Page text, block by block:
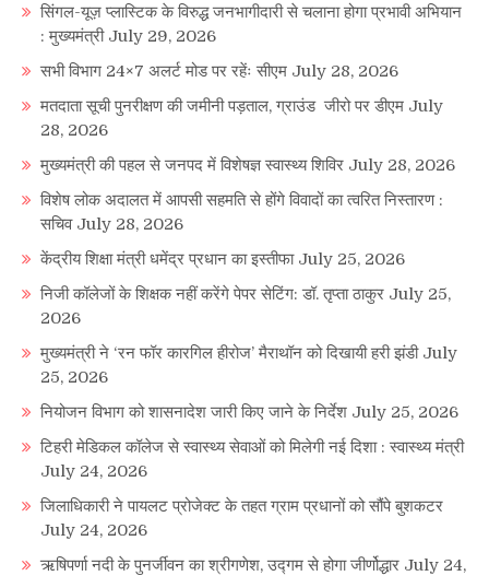
सिंगल-यूज़ प्लास्टिक के विरुद्ध जनभागीदारी से चलाना होगा प्रभावी अभियान
: मुख्यमंत्री July 29, 2026
सभी विभाग 24×7 अलर्ट मोड पर रहेंः सीएम July 28, 2026
मतदाता सूची पुनरीक्षण की जमीनी पड़ताल, ग्राउंड जीरो पर डीएम July
28, 2026
मुख्यमंत्री की पहल से जनपद में विशेषज्ञ स्वास्थ्य शिविर July 28, 2026
विशेष लोक अदालत में आपसी सहमति से होंगे विवादों का त्वरित निस्तारण :
सचिव July 28, 2026
केंद्रीय शिक्षा मंत्री धमेंद्र प्रधान का इस्तीफा July 25, 2026
निजी कॉलेजों के शिक्षक नहीं करेंगे पेपर सेटिंग: डॉ. तृप्ता ठाकुर July 25,
2026
मुख्यमंत्री ने ‘रन फॉर कारगिल हीरोज’ मैराथॉन को दिखायी हरी झंडी July
25, 2026
नियोजन विभाग को शासनादेश जारी किए जाने के निर्देश July 25, 2026
टिहरी मेडिकल कॉलेज से स्वास्थ्य सेवाओं को मिलेगी नई दिशा : स्वास्थ्य मंत्री
July 24, 2026
जिलाधिकारी ने पायलट प्रोजेक्ट के तहत ग्राम प्रधानों को सौंपे बुशकटर
July 24, 2026
ऋषिपर्णा नदी के पुनर्जीवन का श्रीगणेश, उद्गम से होगा जीर्णोद्धार July 24,